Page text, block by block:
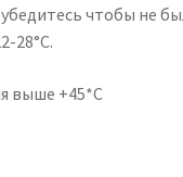
чтобы не
28°С.
выше +45*С